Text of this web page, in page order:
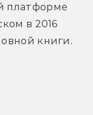
платформе
в 2016
книги.